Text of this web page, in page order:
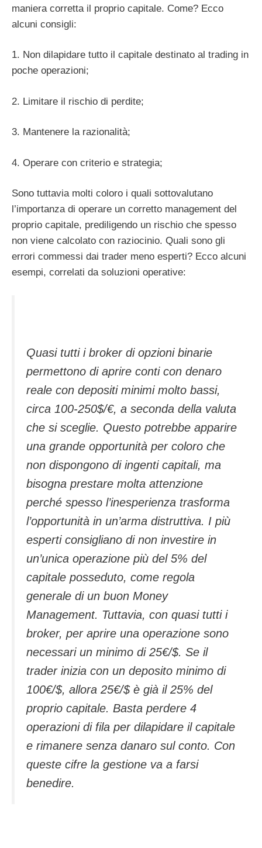
maniera corretta il proprio capitale. Come? Ecco
alcuni consigli:
1. Non dilapidare tutto il capitale destinato al trading in
poche operazioni;
2. Limitare il rischio di perdite;
3. Mantenere la razionalità;
4. Operare con criterio e strategia;
Sono tuttavia molti coloro i quali sottovalutano
l’importanza di operare un corretto management del
proprio capitale, prediligendo un rischio che spesso
non viene calcolato con raziocinio. Quali sono gli
errori commessi dai trader meno esperti? Ecco alcuni
esempi, correlati da soluzioni operative:
Quasi tutti i broker di opzioni binarie
permettono di aprire conti con denaro
reale con depositi minimi molto bassi,
circa 100-250$/€, a seconda della valuta
che si sceglie. Questo potrebbe apparire
una grande opportunità per coloro che
non dispongono di ingenti capitali, ma
bisogna prestare molta attenzione
perché spesso l’inesperienza trasforma
l’opportunità in un’arma distruttiva. I più
esperti consigliano di non investire in
un’unica operazione più del 5% del
capitale posseduto, come regola
generale di un buon Money
Management. Tuttavia, con quasi tutti i
broker, per aprire una operazione sono
necessari un minimo di 25€/$. Se il
trader inizia con un deposito minimo di
100€/$, allora 25€/$ è già il 25% del
proprio capitale. Basta perdere 4
operazioni di fila per dilapidare il capitale
e rimanere senza danaro sul conto. Con
queste cifre la gestione va a farsi
benedire.